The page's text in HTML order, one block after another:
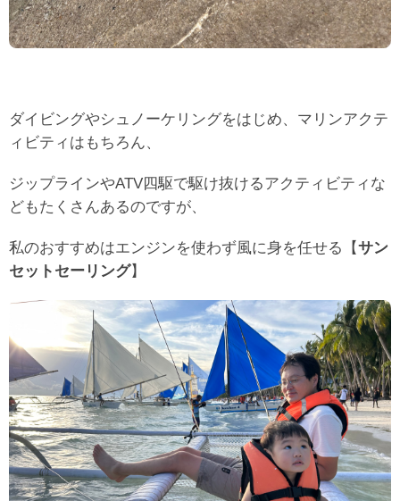
ダイビングやシュノーケリングをはじめ、マリンアクテ
ィビティはもちろん、
ジップラインやATV四駆で駆け抜けるアクティビティな
どもたくさんあるのですが、
私のおすすめはエンジンを使わず風に身を任せる【サン
セットセーリング】